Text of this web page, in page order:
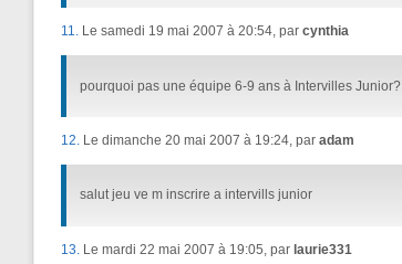
11. Le samedi 19 mai 2007 à 20:54, par cynthia
pourquoi pas une équipe 6-9 ans à Intervilles Junior?
12. Le dimanche 20 mai 2007 à 19:24, par adam
salut jeu ve m inscrire a intervills junior
13. Le mardi 22 mai 2007 à 19:05, par laurie331